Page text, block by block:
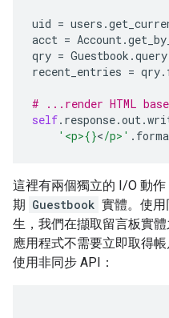
uid = users .
acct = Account.
qry = Guestbook .query
recent_entries = qry.
# ...render HTML
self. response.out.
'<p>{}</p>' .
這裡有兩個獨立的 I/O 動作
期 Guestbook 實體。使
生，我們在擷取留言板實
應用程式不需要立即取得
使用非同步 API：